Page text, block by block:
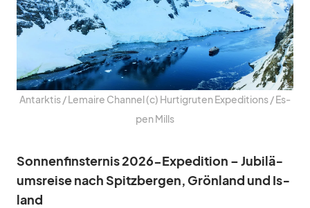
Ant­ark­tis /​ Le­maire Chan­nel (c) Hur­tig­ru­ten Ex­pe­di­ti­ons /​ Es­
pen Mills
Son­nen­fins­ter­nis 2026-Ex­pe­di­tion – Ju­bi­lä­
ums­reise nach Spitz­ber­gen, Grön­land und Is­
land